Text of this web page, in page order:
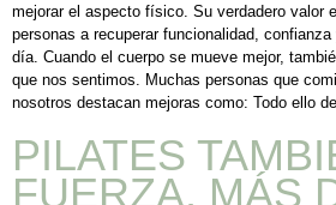
mejorar el aspecto físico. Su verdadero valor
personas a recuperar funcionalidad,
día. Cuando el cuerpo se mueve mejor,
que nos sentimos. Muchas personas que
nosotros destacan mejoras como: Todo ello
PILATES
FUERZA, MÁS